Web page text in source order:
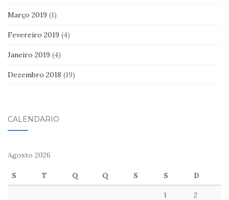
Março 2019 (1)
Fevereiro 2019 (4)
Janeiro 2019 (4)
Dezembro 2018 (19)
CALENDÁRIO
Agosto 2026
S T Q Q S S D
1 2